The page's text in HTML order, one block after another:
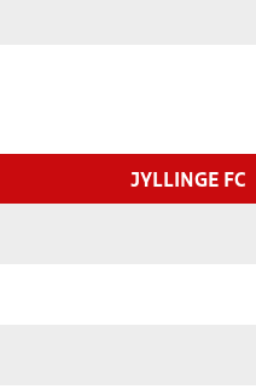
JYLLINGE FC